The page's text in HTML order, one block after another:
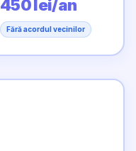
450 lei/an
Fără acordul vecinilor